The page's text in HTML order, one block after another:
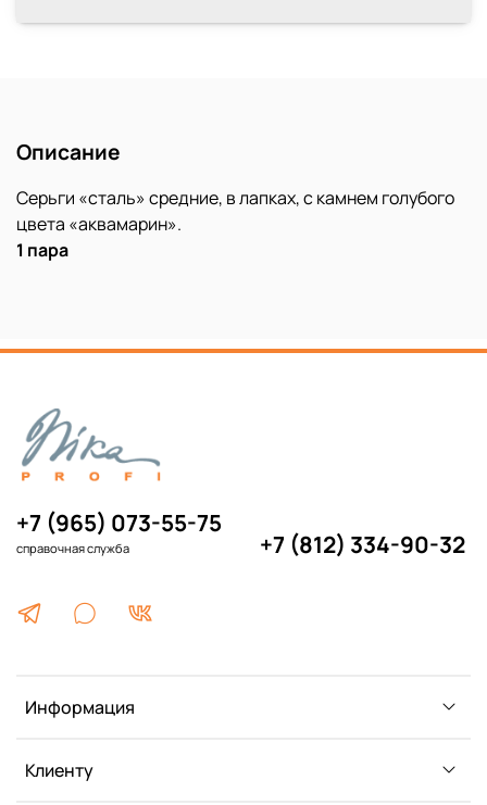
Описание
Серьги «сталь» средние, в лапках, с камнем голубого
цвета «аквамарин».
1 пара
Информация
Клиенту
+7 (965) 073-55-75
справочная служба +7 (812) 334-90-32